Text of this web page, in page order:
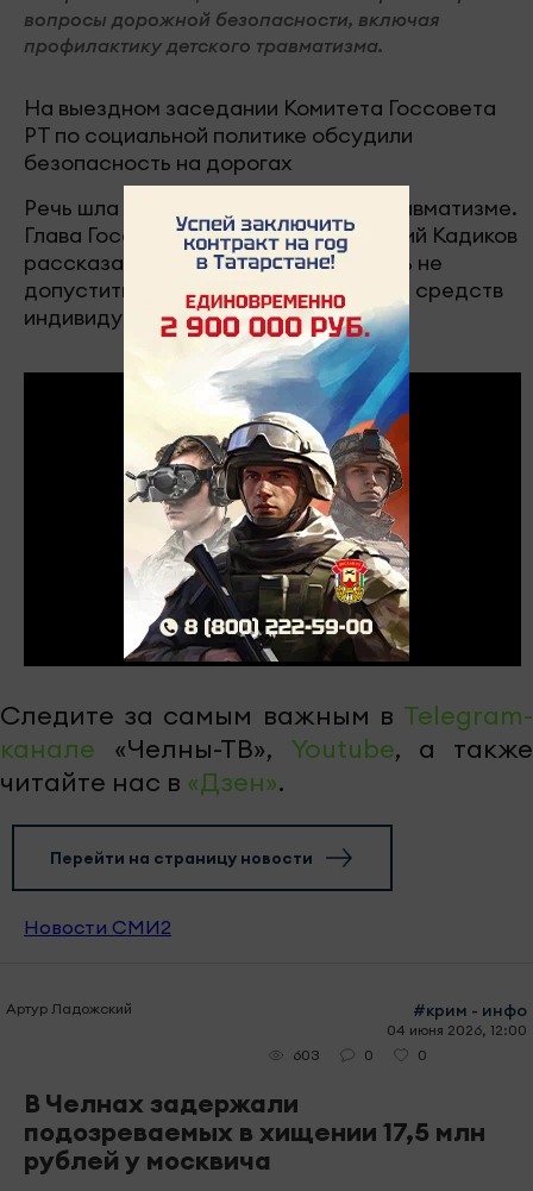
вопросы дорожной безопасности, включая
профилактику детского травматизма.
На выездном заседании Комитета Госсовета
РТ по социальной политике обсудили
безопасность на дорогах
Речь шла в том числе и о детском травматизме.
Глава Госавтоинспекции Челнов Радий Кадиков
рассказал о том, как городу удалось не
допустить происшествий с участием средств
индивидуальной мобильности.
Следите за самым важным в Telegram-
канале «Челны-ТВ», Youtube, а также
читайте нас в «Дзен».
Перейти на страницу новости
Новости СМИ2
Артур Ладожский #крим - инфо
04 июня 2026, 12:00
603
0 0
В Челнах задержали
подозреваемых в хищении 17,5 млн
рублей у москвича